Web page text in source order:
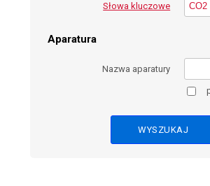
Słowa kluczowe
Aparatura
Nazwa aparatury